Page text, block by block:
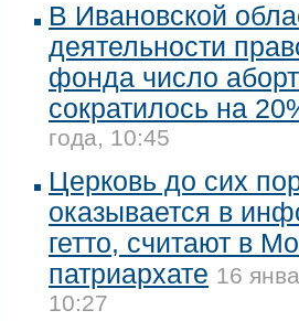
В Ивановской
деятельности
фонда число
сократилось на
года, 10:45
Церковь до сих
оказывается в
гетто, считают в
патриархате 16
10:27